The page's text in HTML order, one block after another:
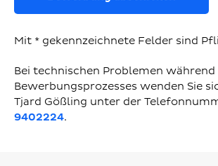
Mit * gekennzeichnete Felder sind
Bei technischen Problemen während
Bewerbungsprozesses wenden Sie
Tjard Gößling unter der
9402224.